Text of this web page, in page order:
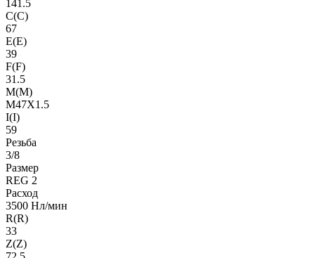
141.5
C(C)
67
E(E)
39
F(F)
31.5
M(M)
M47X1.5
I(I)
59
Резьба
3/8
Размер
REG 2
Расход
3500 Нл/мин
R(R)
33
Z(Z)